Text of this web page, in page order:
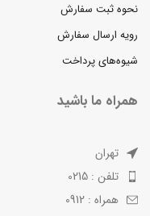
نحوه ثبت سفارش
رویه ارسال سفارش
شیوه‌های پرداخت
همراه ما باشید
تهران
تلفن : 0215
همراه : 0912